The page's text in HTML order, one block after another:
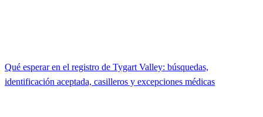
Qué esperar en el registro de Tygart Valley: búsquedas,
identificación aceptada, casilleros y excepciones médicas